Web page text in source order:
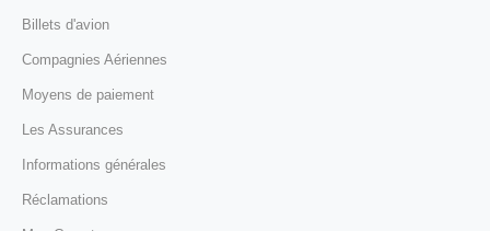
Billets d'avion
Compagnies Aériennes
Moyens de paiement
Les Assurances
Informations générales
Réclamations